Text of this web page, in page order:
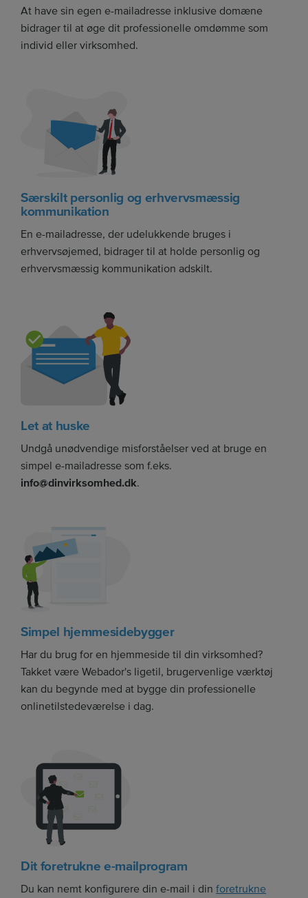
At have sin egen e-mailadresse inklusive domæne
bidrager til at øge dit professionelle omdømme som
individ eller virksomhed.
Særskilt personlig og erhvervsmæssig
kommunikation
En e-mailadresse, der udelukkende bruges i
erhvervsøjemed, bidrager til at holde personlig og
erhvervsmæssig kommunikation adskilt.
Let at huske
Undgå unødvendige misforståelser ved at bruge en
simpel e-mailadresse som f.eks.
info@dinvirksomhed.dk.
Simpel hjemmesidebygger
Har du brug for en hjemmeside til din virksomhed?
Takket være Webador's ligetil, brugervenlige værktøj
kan du begynde med at bygge din professionelle
onlinetilstedeværelse i dag.
Dit foretrukne e-mailprogram
Du kan nemt konfigurere din e-mail i din foretrukne